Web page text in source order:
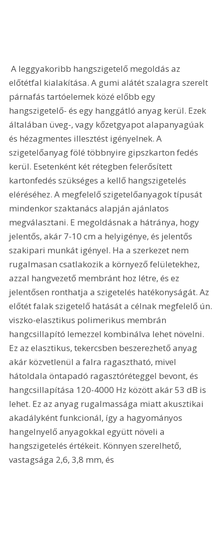
A leggyakoribb hangszigetelő megoldás az
előtétfal kialakítása. A gumi alátét szalagra szerelt
párnafás tartóelemek közé előbb egy
hangszigetelő- és egy hanggátló anyag kerül. Ezek
általában üveg-, vagy kőzetgyapot alapanyagúak
és hézagmentes illesztést igényelnek. A
szigetelőanyag fölé többnyire gipszkarton fedés
kerül. Esetenként két rétegben felerősített
kartonfedés szükséges a kellő hangszigetelés
eléréséhez. A megfelelő szigetelőanyagok típusát
mindenkor szaktanács alapján ajánlatos
megválasztani. E megoldásnak a hátránya, hogy
jelentős, akár 7-10 cm a helyigénye, és jelentős
szakipari munkát igényel. Ha a szerkezet nem
rugalmasan csatlakozik a környező felületekhez,
azzal hangvezető membránt hoz létre, és ez
jelentősen ronthatja a szigetelés hatékonyságát. Az
előtét falak szigetelő hatását a célnak megfelelő ún.
viszko-elasztikus polimerikus membrán
hangcsillapító lemezzel kombinálva lehet növelni.
Ez az elasztikus, tekercsben beszerezhető anyag
akár közvetlenül a falra ragasztható, mivel
hátoldala öntapadó ragasztóréteggel bevont, és
hangcsillapítása 120-4000 Hz között akár 53 dB is
lehet. Ez az anyag rugalmassága miatt akusztikai
akadályként funkcionál, így a hagyományos
hangelnyelő anyagokkal együtt növeli a
hangszigetelés értékeit. Könnyen szerelhető,
vastagsága 2,6, 3,8 mm, és